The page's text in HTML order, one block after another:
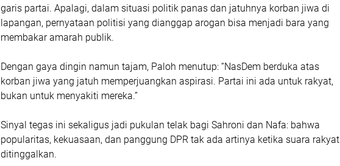
garis partai. Apalagi, dalam situasi politik panas dan jatuhnya korban jiwa di
lapangan, pernyataan politisi yang dianggap arogan bisa menjadi bara yang
membakar amarah publik.
Dengan gaya dingin namun tajam, Paloh menutup: “NasDem berduka atas
korban jiwa yang jatuh memperjuangkan aspirasi. Partai ini ada untuk rakyat,
bukan untuk menyakiti mereka.”
Sinyal tegas ini sekaligus jadi pukulan telak bagi Sahroni dan Nafa: bahwa
popularitas, kekuasaan, dan panggung DPR tak ada artinya ketika suara rakyat
ditinggalkan.